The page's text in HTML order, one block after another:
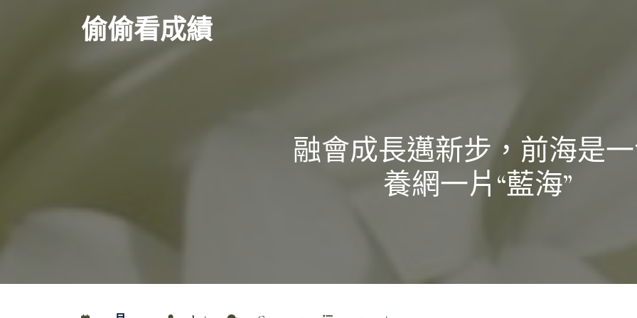
偷偷看成績
融會成長邁新步，前海是
養網一片“藍海”